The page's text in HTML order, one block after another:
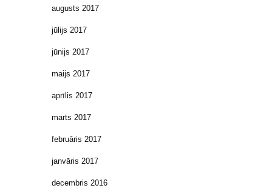
augusts 2017
jūlijs 2017
jūnijs 2017
maijs 2017
aprīlis 2017
marts 2017
februāris 2017
janvāris 2017
decembris 2016